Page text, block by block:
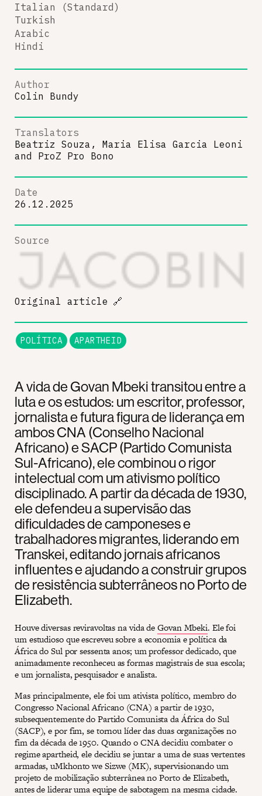
A vida de Govan Mbeki transitou entre a
luta e os estudos: um escritor, professor,
jornalista e futura figura de liderança em
ambos CNA (Conselho Nacional
Africano) e SACP (Partido Comunista
Sul-Africano), ele combinou o rigor
intelectual com um ativismo político
disciplinado. A partir da década de 1930,
ele defendeu a supervisão das
dificuldades de camponeses e
trabalhadores migrantes, liderando em
Transkei, editando jornais africanos
influentes e ajudando a construir grupos
de resistência subterrâneos no Porto de
Elizabeth.
Houve diversas reviravoltas na vida deGovan Mbeki. Ele foi
um estudioso que escreveu sobre a economia e política da
África do Sul por sessenta anos; um professor dedicado, que
animadamente reconheceu as formas magistrais de sua escola;
e um jornalista, pesquisador e analista.
Mas principalmente, ele foi um ativista político, membro do
Congresso Nacional Africano (CNA) a partir de 1930,
subsequentemente do Partido Comunista da África do Sul
(SACP), e por fim, se tornou líder das duas organizações no
fim da década de 1950. Quando o CNA decidiu combater o
regime apartheid, ele decidiu se juntar a uma de suas vertentes
armadas, uMkhonto we Sizwe (MK), supervisionando um
projeto de mobilização subterrânea no Porto de Elizabeth,
antes de liderar uma equipe de sabotagem na mesma cidade.
Italian (Standard)
Turkish
Arabic
Hindi
Author
Colin Bundy
Translators
Beatriz Souza, Maria Elisa Garcia Leoni
and ProZ Pro Bono
Date
26.12.2025
Source
Original article 🔗
POLÍTICA APARTHEID